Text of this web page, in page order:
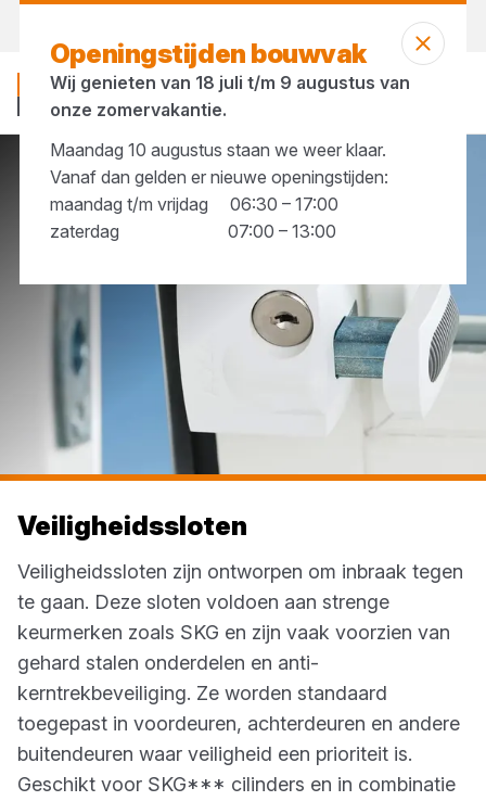
... Veiligheidssloten
Veiligheidssloten
Veiligheidssloten zijn ontworpen om inbraak tegen
te gaan. Deze sloten voldoen aan strenge
keurmerken zoals SKG en zijn vaak voorzien van
gehard stalen onderdelen en anti-
kerntrekbeveiliging. Ze worden standaard
toegepast in voordeuren, achterdeuren en andere
buitendeuren waar veiligheid een prioriteit is.
Geschikt voor SKG*** cilinders en in combinatie
Openingstijden bouwvak
Wij genieten van 18 juli t/m 9 augustus van
onze zomervakantie.
Maandag 10 augustus staan we weer klaar.
Vanaf dan gelden er nieuwe openingstijden:
maandag t/m vrijdag 06:30 – 17:00
zaterdag 07:00 – 13:00